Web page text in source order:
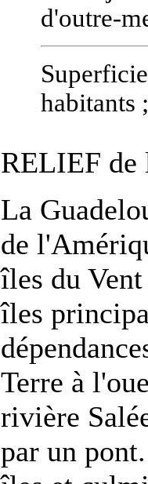
d'outre-
habitants
RELIEF de
La
de
îles du
îles
Terre à
rivière
par un